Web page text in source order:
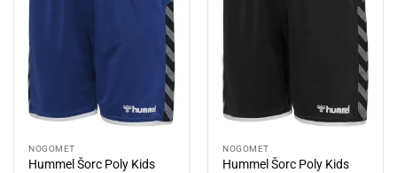
NOGOMET
Hummel Šorc Poly Kids
NOGOMET
Hummel Šorc Poly Kids